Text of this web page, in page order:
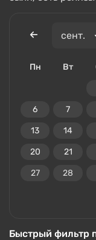
Пн Вт
6 7
13 14
20 21
27 28
Быстрый фильтр